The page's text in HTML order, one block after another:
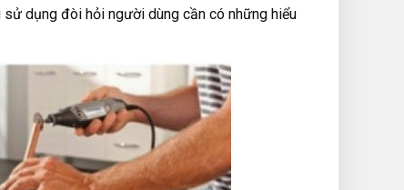
dụng đòi hỏi người dùng cần có những hiểu